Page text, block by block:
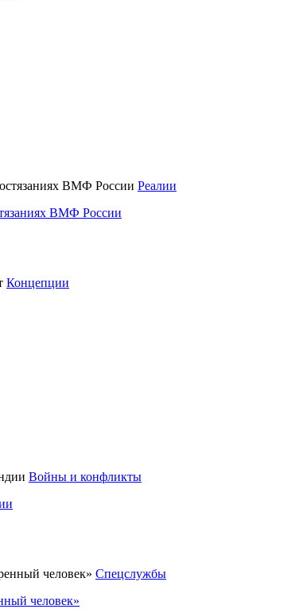
Реалии
ВМФ России
Концепции
Войны и конфликты
Спецслужбы
человек»